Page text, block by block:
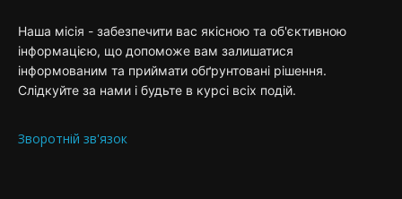
Наша місія - забезпечити вас якісною та об'єктивною
інформацією, що допоможе вам залишатися
інформованим та приймати обґрунтовані рішення.
Слідкуйте за нами і будьте в курсі всіх подій.
Зворотній зв'язок